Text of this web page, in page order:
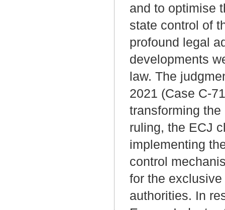
and to optimise
state control of
profound legal
developments
law. The
2021 (Case C-
transforming
ruling, the ECJ
implementing
control
for the
authorities. In